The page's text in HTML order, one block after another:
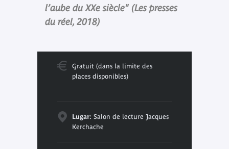
l’aube du XXe siècle" (Les presses
du réel, 2018)
Gratuit (dans la limite des
places disponibles)
Lugar: Salon de lecture Jacques
Kerchache